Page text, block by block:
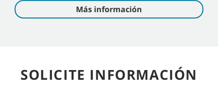
Más información
SOLICITE INFORMACIÓN